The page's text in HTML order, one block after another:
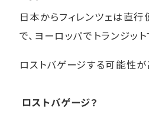
日本からフィレンツェは直行
で、ヨーロッパでトランジッ
ロストバゲージする可能性が
ロストバゲージ？